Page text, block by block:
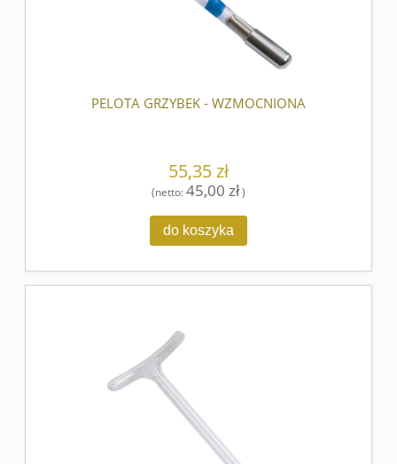
PELOTA GRZYBEK - WZMOCNIONA
55,35 zł
(netto:45,00 zł)
do koszyka